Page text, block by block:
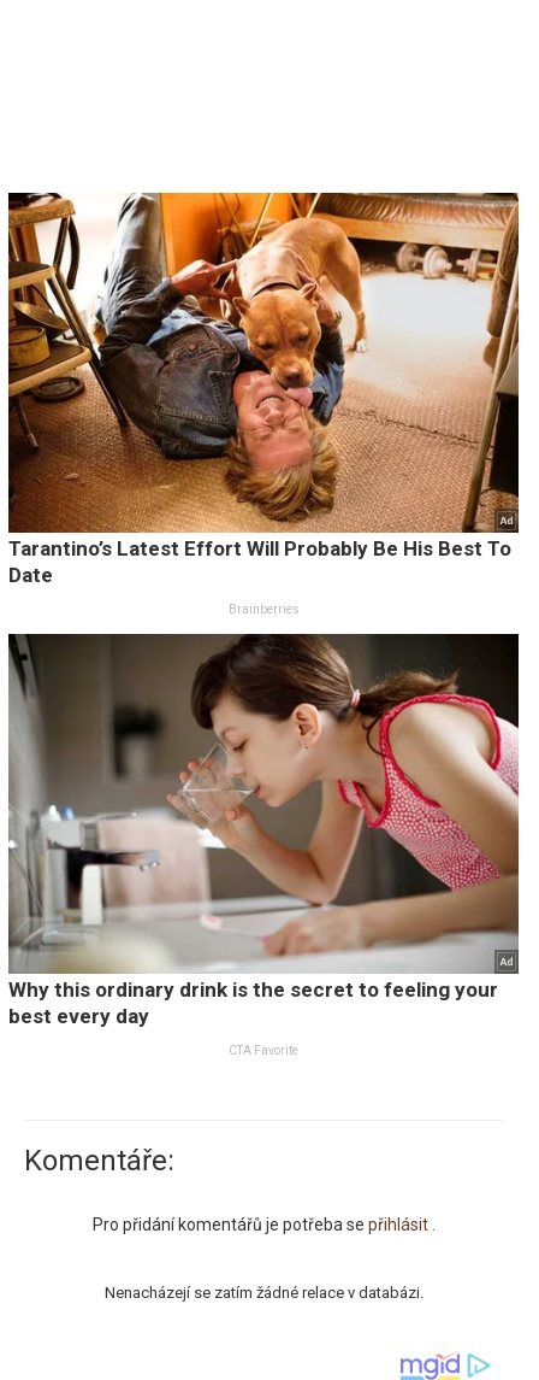
Komentáře:
Pro přidání komentářů je potřeba se přihlásit
Nenacházejí se zatím žádné relace v databázi.